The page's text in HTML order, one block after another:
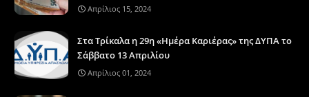
Απρίλιος 15, 2024
Στα Τρίκαλα η 29η «Ημέρα Καριέρας» της ΔΥΠΑ το
Σάββατο 13 Απριλίου
Απρίλιος 01, 2024